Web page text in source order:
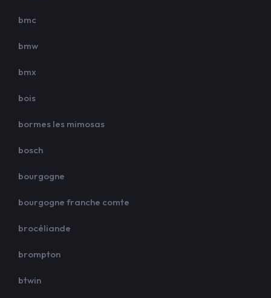
bmc
bmw
bmx
bois
bormes les mimosas
bosch
bourgogne
bourgogne franche comte
brocéliande
brompton
btwin